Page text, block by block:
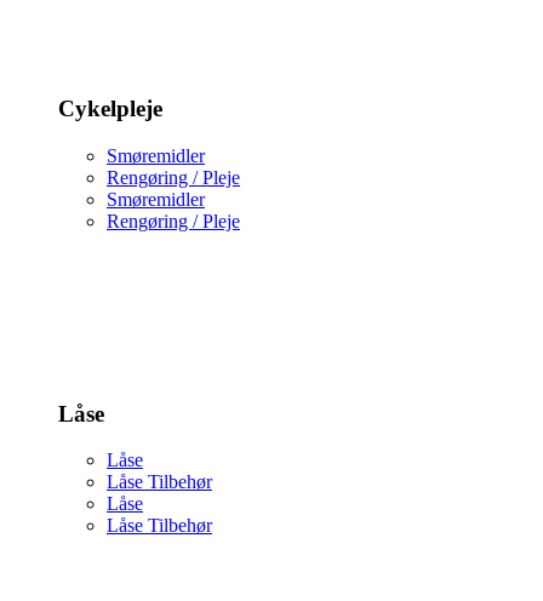
Cykelpleje
Smøremidler
Rengøring / Pleje
Smøremidler
Rengøring / Pleje
Låse
Låse
Låse Tilbehør
Låse
Låse Tilbehør